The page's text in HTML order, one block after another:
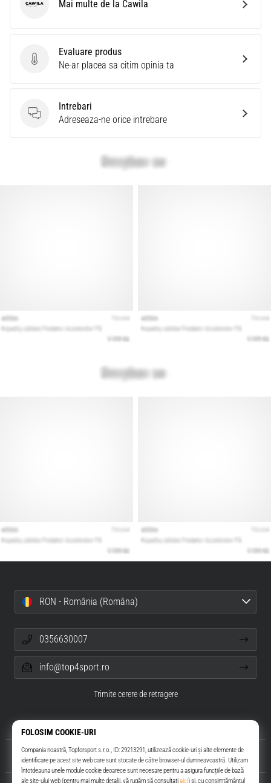
Evaluare produs
Evaluare produs
Ne-ar placea sa citim opinia ta
Intrebari
Intrebari
Adreseaza-ne orice intrebare
Cawila Mai multe de la Cawila
Despre noi
RON - România (Româna)
0356630007
info@top4sport.ro
Trimite cerere de retragere